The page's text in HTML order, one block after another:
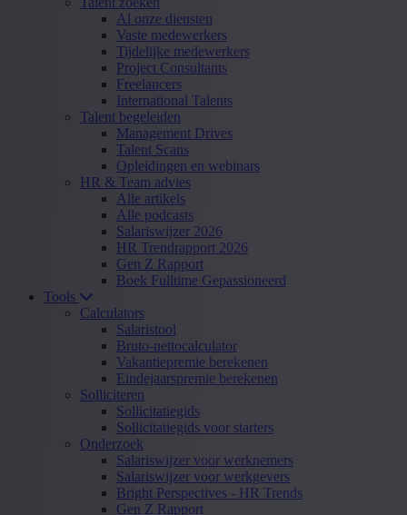
Al onze diensten
Vaste medewerkers
Tijdelijke medewerkers
Project Consultants
Freelancers
International Talents
Talent begeleiden
Management Drives
Talent Scans
Opleidingen en webinars
HR & Team advies
Alle artikels
Alle podcasts
Salariswijzer 2026
HR Trendrapport 2026
Gen Z Rapport
Boek Fulltime Gepassioneerd
Tools
Calculators
Salaristool
Bruto-nettocalculator
Vakantiepremie berekenen
Eindejaarspremie berekenen
Solliciteren
Sollicitatiegids
Sollicitatiegids voor starters
Onderzoek
Salariswijzer voor werknemers
Salariswijzer voor werkgevers
Bright Perspectives - HR Trends
Gen Z Rapport